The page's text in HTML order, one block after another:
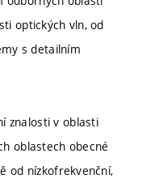
optických vln, od
s detailním
znalosti v oblasti
oblastech obecné
od nízkofrekvenční,